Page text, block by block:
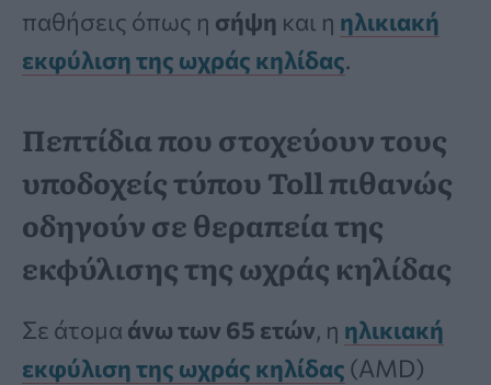
παθήσεις όπως η σήψη και η ηλικιακή
εκφύλιση της ωχράς κηλίδας.
Πεπτίδια που στοχεύουν τους
υποδοχείς τύπου Toll πιθανώς
οδηγούνσε θεραπεία της
εκφύλισης της ωχράς κηλίδας
Σε άτομα άνω των 65 ετών, η ηλικιακή
εκφύλιση της ωχράς κηλίδας (AMD)